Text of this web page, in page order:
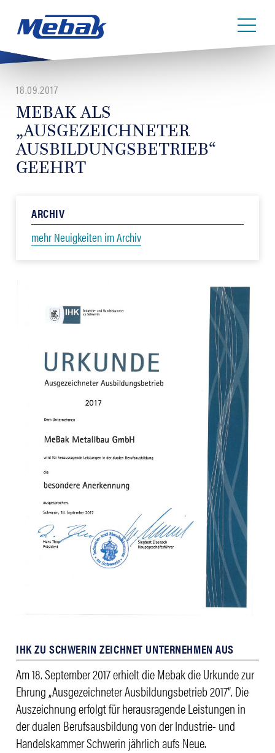
18.09.2017
MEBAK ALS
„AUSGEZEICHNETER
AUSBILDUNGSBETRIEB“
GEEHRT
ARCHIV
mehr Neuigkeiten im Archiv
IHK ZU SCHWERIN ZEICHNET UNTERNEHMEN AUS
Am 18. September 2017 erhielt die Mebak die Urkunde zur
Ehrung „Ausge­zeich­neter Ausbil­dungs­be­trieb 2017“. Die
Auszeich­nung erfolgt für heraus­ra­gende Leis­tungen in
der dualen Berufs­aus­bil­dung von der Indus­trie- und
Handels­kammer Schwerin jähr­lich aufs Neue.